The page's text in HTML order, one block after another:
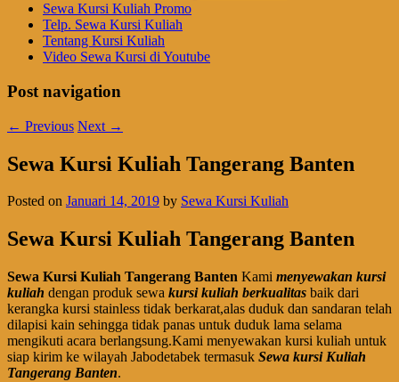
Sewa Kursi Kuliah Promo
Telp. Sewa Kursi Kuliah
Tentang Kursi Kuliah
Video Sewa Kursi di Youtube
Post navigation
← Previous Next →
Sewa Kursi Kuliah Tangerang Banten
Posted on Januari 14, 2019 by Sewa Kursi Kuliah
Sewa Kursi Kuliah Tangerang Banten
Sewa Kursi Kuliah Tangerang Banten Kami menyewakan kursi
kuliah dengan produk sewa kursi kuliah berkualitas baik dari
kerangka kursi stainless tidak berkarat,alas duduk dan sandaran telah
dilapisi kain sehingga tidak panas untuk duduk lama selama
mengikuti acara berlangsung.Kami menyewakan kursi kuliah untuk
siap kirim ke wilayah Jabodetabek termasuk Sewa kursi Kuliah
Tangerang Banten.